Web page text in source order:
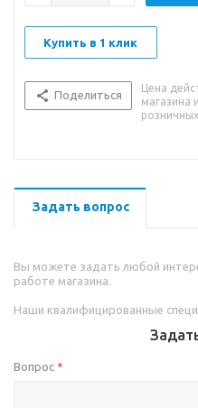
Купить в 1 клик
Поделиться
Цена
магазина
Задать вопрос
Вы можете задать любой
работе магазина.
Наши квалифицированные
Вопрос *